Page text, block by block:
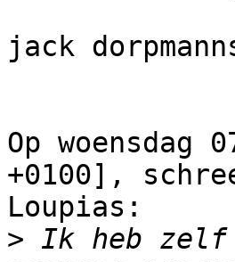
jack
Op woensdag
+0100],
Loupias:
> Ik heb zelf